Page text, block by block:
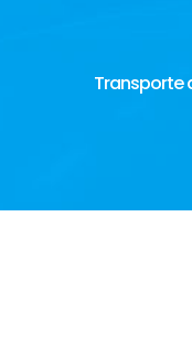
Transporte